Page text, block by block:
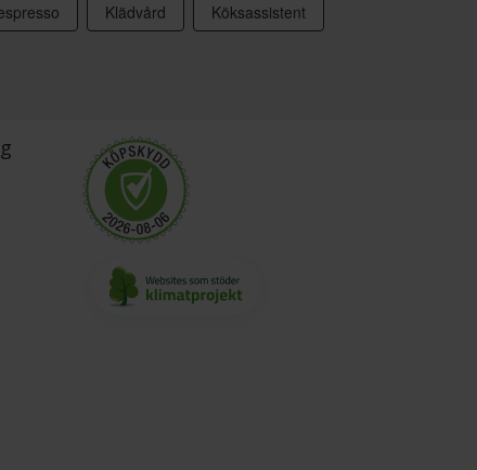
Klädvård Köksassistent